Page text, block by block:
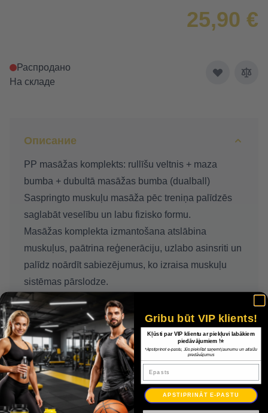
25,90 €
Распродано
На складе
Описание
PP masāžas komplekts: rullīšu veltnis + maza
bumba + dubultā masāžas bumba (dualball)
Saspringto muskuļu masāža pēc treniņa palīdzēs
saglabāt veselību un labu fizisko formu.
Masāžas komplekta izmantošana atslābina
muskuļus, paātrina reģenerāciju, uzlabo asinsriti un
palīdz noārdīt sabiezējumus, ko izraisa muskuļu
sistēmas pārslodze.
Iekļauts:
ruļļa / garums 33 cm, diametrs 14 cm
bumba / diametrs 8 cm
dubultā bumba / garums 16 cm, diametrs 8 cm
Iepakots kastē
Доставка
Gribu būt VIP klients!
Kļūsti par VIP klientu ar piekļuvi labākiem
piedāvājumiem !⭐
*Apstiprinot e-pastu, Jūs piekrītat saņemt jaunumu un atlaižu
piedāvājumus
Epasts
APSTIPRINĀT E-PASTU